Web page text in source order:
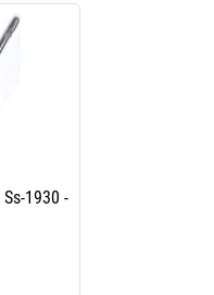
Einfacher